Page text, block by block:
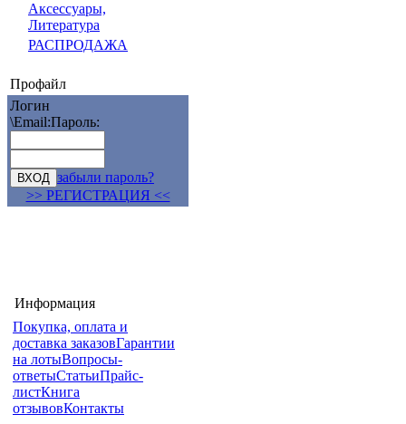
Аксессуары,
Литература
РАСПРОДАЖА
Профайл
Логин
\Email:Пароль:
забыли пароль?
>> РЕГИСТРАЦИЯ <<
Информация
Покупка, оплата и
доставка заказовГарантии
на лотыВопросы-
ответыСтатьиПрайс-
листКнига
отзывовКонтакты